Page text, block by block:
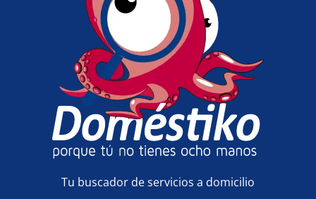
Tu buscador de servicios a domicilio